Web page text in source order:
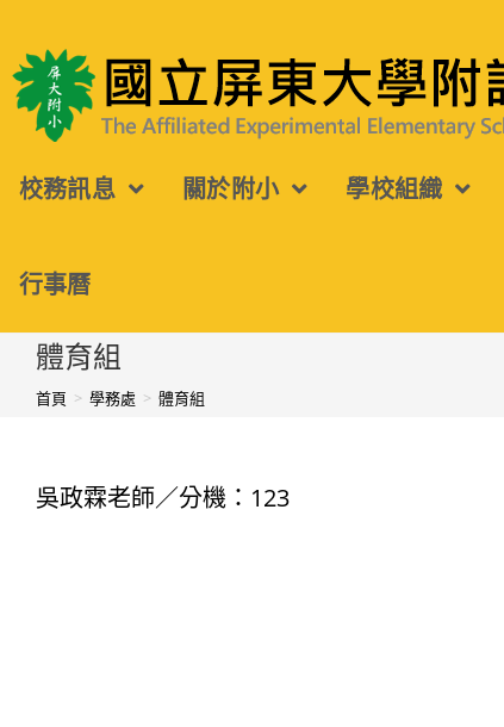
轉
至
要
容
國立屏東大學附設實驗國民小學
校務訊息 關於附小 學校組織
行事曆
體育組
首頁 > 學務處 > 體育組
吳政霖老師／分機：123